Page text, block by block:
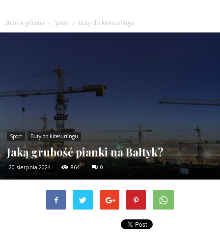
Strona główna Sport Buty do kitesurfingu
Sport Buty do kitesurfingu
Jaką grubość pianki na Bałtyk?
20 sierpnia 2024 864 0